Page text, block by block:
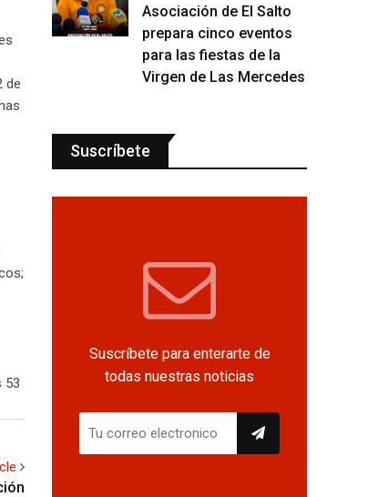
de
53
Asociación de El Salto
prepara cinco eventos
para las fiestas de la
Virgen de Las Mercedes
Suscríbete
Suscríbete para enterarte de
todas nuestras noticias